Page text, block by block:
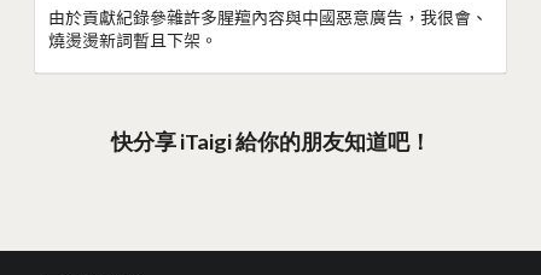
由於貢獻紀錄參雜許多腥羶內容與中國惡意廣告，我很會、
燒燙燙新詞暫且下架。
快分享 iTaigi 給你的朋友知道吧！